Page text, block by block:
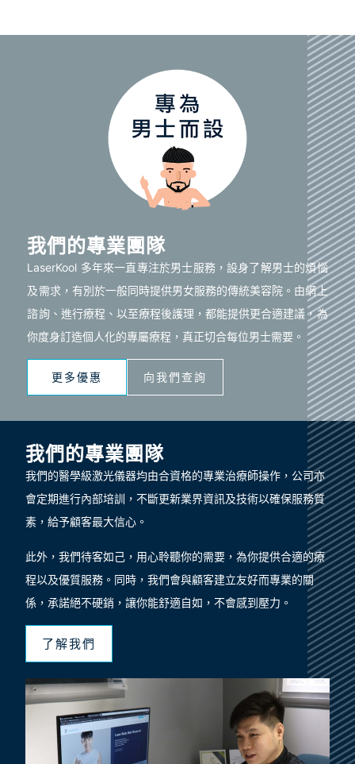
我們的專業團隊
LaserKool 多年來一直專注於男士服務，設身了解男士的煩惱
及需求，有別於一般同時提供男女服務的傳統美容院。由網上
諮詢、進行療程、以至療程後護理，都能提供更合適建議，為
你度身訂造個人化的專屬療程，真正切合每位男士需要。
更多優惠 向我們查詢
我們的專業團隊
我們的醫學級激光儀器均由合資格的專業治療師操作，公司亦
會定期進行內部培訓，不斷更新業界資訊及技術以確保服務質
素，給予顧客最大信心。
此外，我們待客如己，用心聆聽你的需要，為你提供合適的療
程以及優質服務。同時，我們會與顧客建立友好而專業的關
係，承諾絕不硬銷，讓你能舒適自如，不會感到壓力。
了解我們